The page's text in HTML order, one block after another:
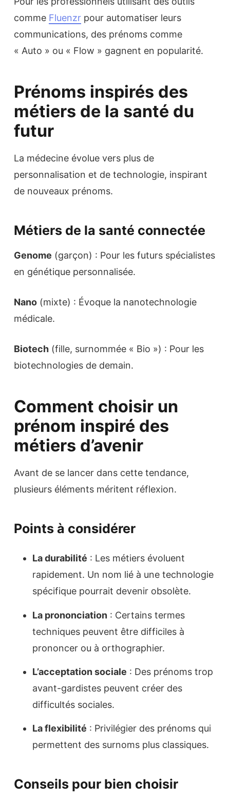
comme Fluenzr pour automatiser leurs
communications, des prénoms comme
« Auto » ou « Flow » gagnent en popularité.
Prénoms inspirés des
métiers de la santé du
futur
La médecine évolue vers plus de
personnalisation et de technologie, inspirant
de nouveaux prénoms.
Métiers de la santé connectée
Genome (garçon) : Pour les futurs spécialistes
en génétique personnalisée.
Nano (mixte) : Évoque la nanotechnologie
médicale.
Biotech (fille, surnommée « Bio ») : Pour les
biotechnologies de demain.
Comment choisir un
prénom inspiré des
métiers d’avenir
Avant de se lancer dans cette tendance,
plusieurs éléments méritent réflexion.
Points à considérer
La durabilité : Les métiers évoluent
rapidement. Un nom lié à une technologie
spécifique pourrait devenir obsolète.
La prononciation : Certains termes
techniques peuvent être difficiles à
prononcer ou à orthographier.
L’acceptation sociale : Des prénoms trop
avant-gardistes peuvent créer des
difficultés sociales.
La flexibilité : Privilégier des prénoms qui
permettent des surnoms plus classiques.
Conseils pour bien choisir